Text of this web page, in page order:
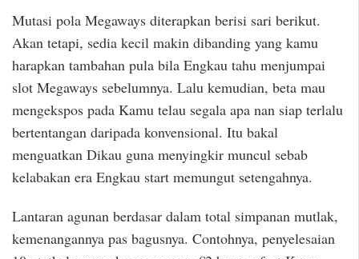
Mutasi pola Megaways diterapkan berisi sari berikut.
Akan tetapi, sedia kecil makin dibanding yang kamu
harapkan tambahan pula bila Engkau tahu menjumpai
slot Megaways sebelumnya. Lalu kemudian, beta mau
mengekspos pada Kamu telau segala apa nan siap terlalu
bertentangan daripada konvensional. Itu bakal
menguatkan Dikau guna menyingkir muncul sebab
kelabakan era Engkau start memungut setengahnya.
Lantaran agunan berdasar dalam total simpanan mutlak,
kemenangannya pas bagusnya. Contohnya, penyelesaian